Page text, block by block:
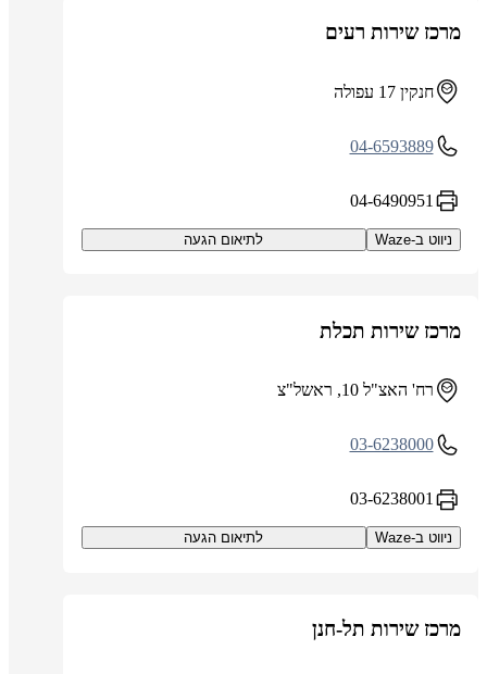
מרכז שירות רעים
חנקין 17 עפולה
04-6593889
04-6490951
ניווט ב-Waze לתיאום הגעה
מרכז שירות תכלת
רח' האצ"ל 10, ראשל"צ
03-6238000
03-6238001
ניווט ב-Waze לתיאום הגעה
מרכז שירות תל-חנן